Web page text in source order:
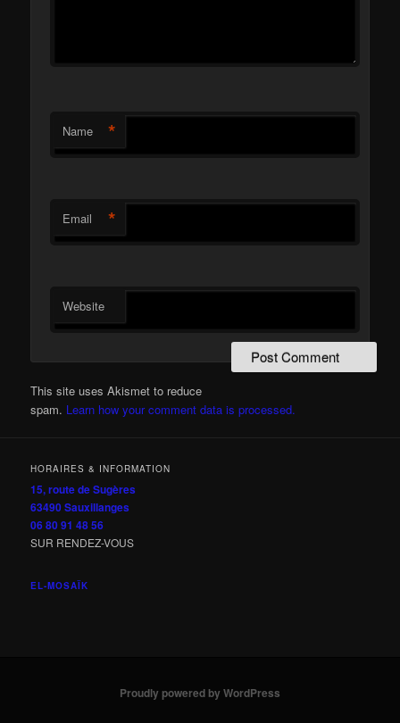
Name *
Email *
Website
This site uses Akismet to reduce
spam. Learn how your comment data is processed.
HORAIRES & INFORMATION
15, route de Sugères
63490 Sauxillanges
06 80 91 48 56
SUR RENDEZ-VOUS
EL-MOSAÏK
Proudly powered by WordPress